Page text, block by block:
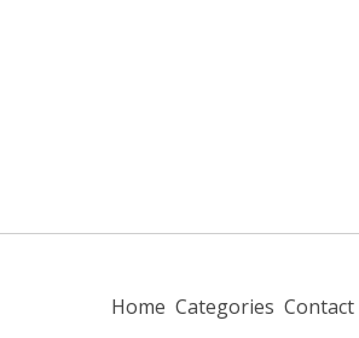
Home Categories Contact